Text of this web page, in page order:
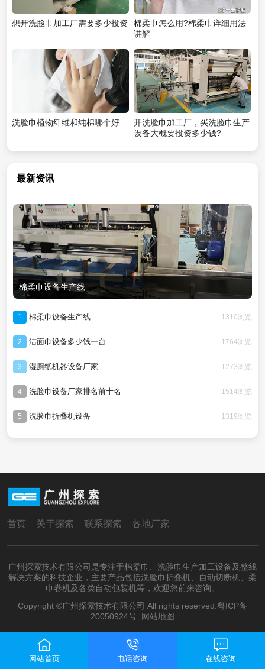
想开洗脸巾加工厂需要多少投资
棉柔巾怎么用?棉柔巾详细用法
讲解
洗脸巾植物纤维和纯棉哪个好
开洗脸巾加工厂，买洗脸巾生产
设备大概要投资多少钱?
最新资讯
棉柔巾设备生产线
1 棉柔巾设备生产线 1310浏览
2 洁面巾设备多少钱一台 1764浏览
3 湿厕纸机器设备厂家 1273浏览
4 洗脸巾设备厂家排名前十名 1514浏览
5 洗脸巾折叠机设备 1319浏览
首页 关于探索 联系探索 各地厂家
广州探索技术有限公司是专注于棉柔巾、洗脸巾生产加工设备及整线
解决方案的科技企业，主要产品包括洗脸巾折叠机、自动切断机、柔
巾卷机及各类自动包装机等，欢迎您前来咨询。
Copyright ©广州探索技术有限公司 All rights reserved.粤ICP备
20050924号
网站地图
网站首页 电话咨询 在线咨询